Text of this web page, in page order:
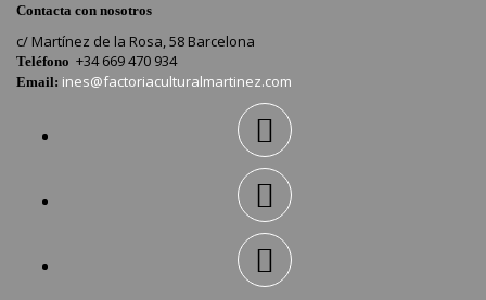
Contacta con nosotros
c/ Martínez de la Rosa, 58 Barcelona
Teléfono +34 669 470 934
Email: ines@factoriaculturalmartinez.com